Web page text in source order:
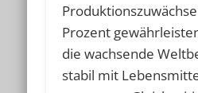
Prozent
die wachsende
stabil mit